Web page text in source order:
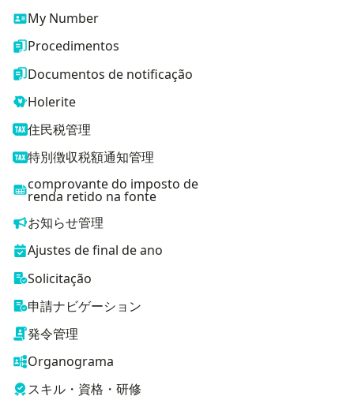
My Number
Procedimentos
Documentos de notificação
Holerite
住民税管理
特別徴収税額通知管理
comprovante do imposto de
renda retido na fonte
お知らせ管理
Ajustes de final de ano
Solicitação
申請ナビゲーション
発令管理
Organograma
スキル・資格・研修